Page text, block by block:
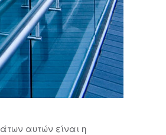
αυτών είναι η